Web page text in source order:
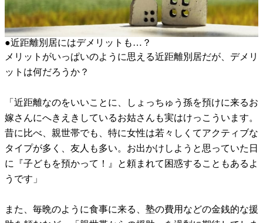
●近距離別居にはデメリットも…？
メリットがいっぱいのように思える近距離別居だが、デメリ
ットは何だろうか？
「近距離なのをいいことに、しょっちゅう孫を預けに来るお
嫁さんにへきえきしているお姑さんも実はけっこういます。
昔に比べ、親世帯でも、特に女性は若々しくてアクティブな
タイプが多く、友人も多い。お出かけしようと思っていた日
に『子どもを預かって！』と頼まれて困惑することもあるよ
うです」
また、毎晩のように食事に来る、塾の費用などの金銭的な援